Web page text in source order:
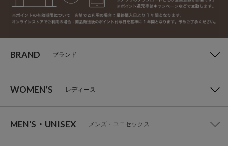
BRAND ブランド
WOMEN’S レディース
MEN'S・UNISEX メンズ・ユニセックス